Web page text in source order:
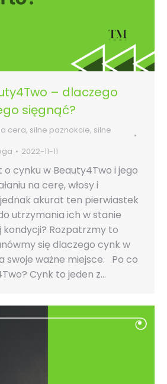
– dlaczego
sięgnąć?
cera, silne paznokcie, silne
2022-11-11
cynku w Beauty4Two i jego
na cerę, włosy i
akurat ten pierwiastek
utrzymania ich w stanie
kondycji? Rozpatrzmy to
się dlaczego cynk w
swoje ważne miejsce. Po co
Cynk to jeden z…